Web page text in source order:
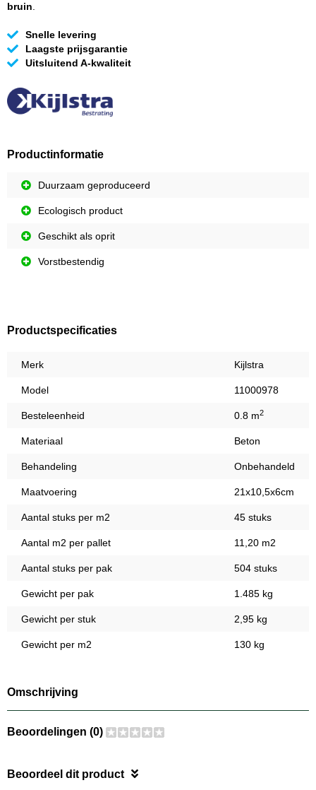
bruin
Snelle levering
Laagste prijsgarantie
Uitsluitend A-kwaliteit
Productinformatie
Duurzaam geproduceerd
Ecologisch product
Geschikt als oprit
Vorstbestendig
Productspecificaties
Merk Kijlstra
Model 11000978
Besteleenheid 0.8 m2
Materiaal Beton
Behandeling Onbehandeld
Maatvoering 21x10,5x6cm
Aantal stuks per m2 45 stuks
Aantal m2 per pallet 11,20 m2
Aantal stuks per pak 504 stuks
Gewicht per pak 1.485 kg
Gewicht per stuk 2,95 kg
Gewicht per m2 130 kg
Omschrijving
Beoordelingen (0)
Beoordeel dit product